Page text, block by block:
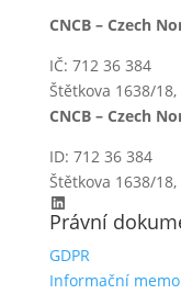
CNCB – Czech
IČ: 712 36 384
Štětkova 1638/
CNCB – Czech
ID: 712 36 384
Štětkova 1638/
LinkedIn
Právní
GDPR
Informační